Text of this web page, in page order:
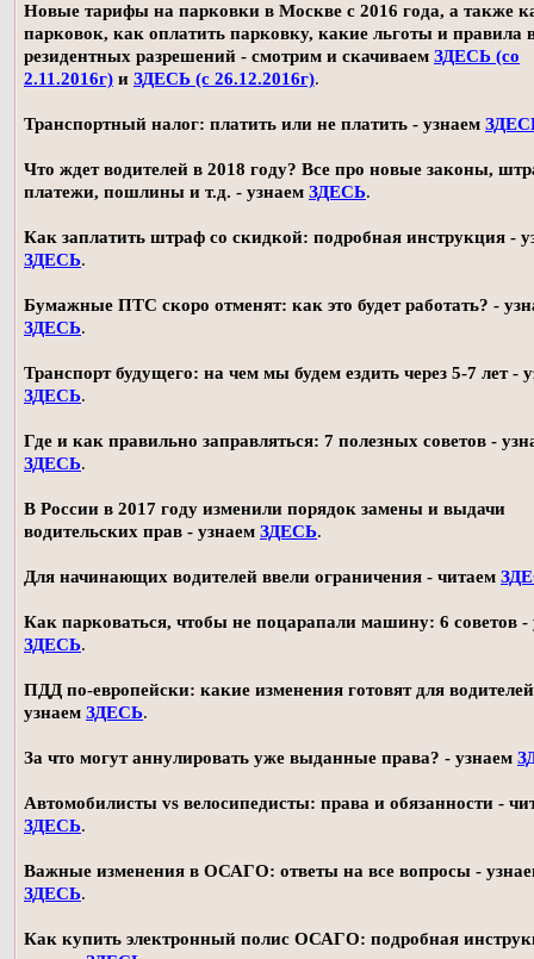
Новые тарифы на парковки в Москве с 2016 года, а также
парковок, как оплатить парковку, какие льготы и правила
резидентных разрешений - смотрим и скачиваем ЗДЕСЬ (со
2.11.2016г) и ЗДЕСЬ (с 26.12.2016г).
Транспортный налог: платить или не платить - узнаем
Что ждет водителей в 2018 году? Все про новые законы,
платежи, пошлины и т.д. - узнаем ЗДЕСЬ.
Как заплатить штраф со скидкой: подробная инструкция -
ЗДЕСЬ.
Бумажные ПТС скоро отменят: как это будет работать? -
ЗДЕСЬ.
Транспорт будущего: на чем мы будем ездить через 5-7 лет -
ЗДЕСЬ.
Где и как правильно заправляться: 7 полезных советов -
ЗДЕСЬ.
В России в 2017 году изменили порядок замены и выдачи
водительских прав - узнаем ЗДЕСЬ.
Для начинающих водителей ввели ограничения - читаем
Как парковаться, чтобы не поцарапали машину: 6 советов -
ЗДЕСЬ.
ПДД по-европейски: какие изменения готовят для
узнаем ЗДЕСЬ.
За что могут аннулировать уже выданные права? - узнаем
Автомобилисты vs велосипедисты: права и обязанности -
ЗДЕСЬ.
Важные изменения в ОСАГО: ответы на все вопросы -
ЗДЕСЬ.
Как купить электронный полис ОСАГО: подробная